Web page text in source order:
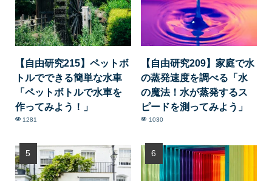
【自由研究215】ペットボ
トルでできる簡単な水車
「ペットボトルで水車を
作ってみよう！」
1281
【自由研究209】家庭で水
の蒸発速度を調べる「水
の魔法！水が蒸発するス
ピードを測ってみよう」
1030